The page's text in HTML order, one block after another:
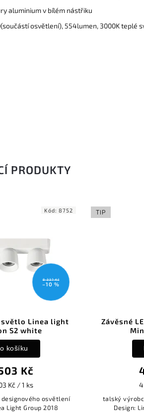
aluminium v bílém nástřiku
osvětlení), 554lumen, 3000K teplé
PRODUKTY
8 337 Kč
–10 %
světlo Linea light
S2 white
Kč
Kč / 1 ks
košíku
osvětlení
Light Group 2018
Kód: 8752 TIP
Závěsné
4
talský
Design: